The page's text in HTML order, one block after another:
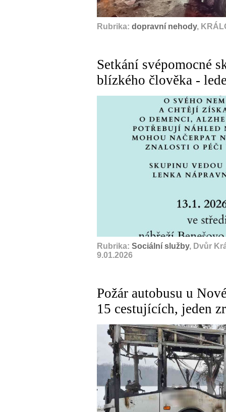
Rubrika: dopravní nehody,
Setkání svépomocné
blízkého člověka -
Rubrika: Sociální služby, Dvůr
9.01.2026
Požár autobusu u
15 cestujících, jeden